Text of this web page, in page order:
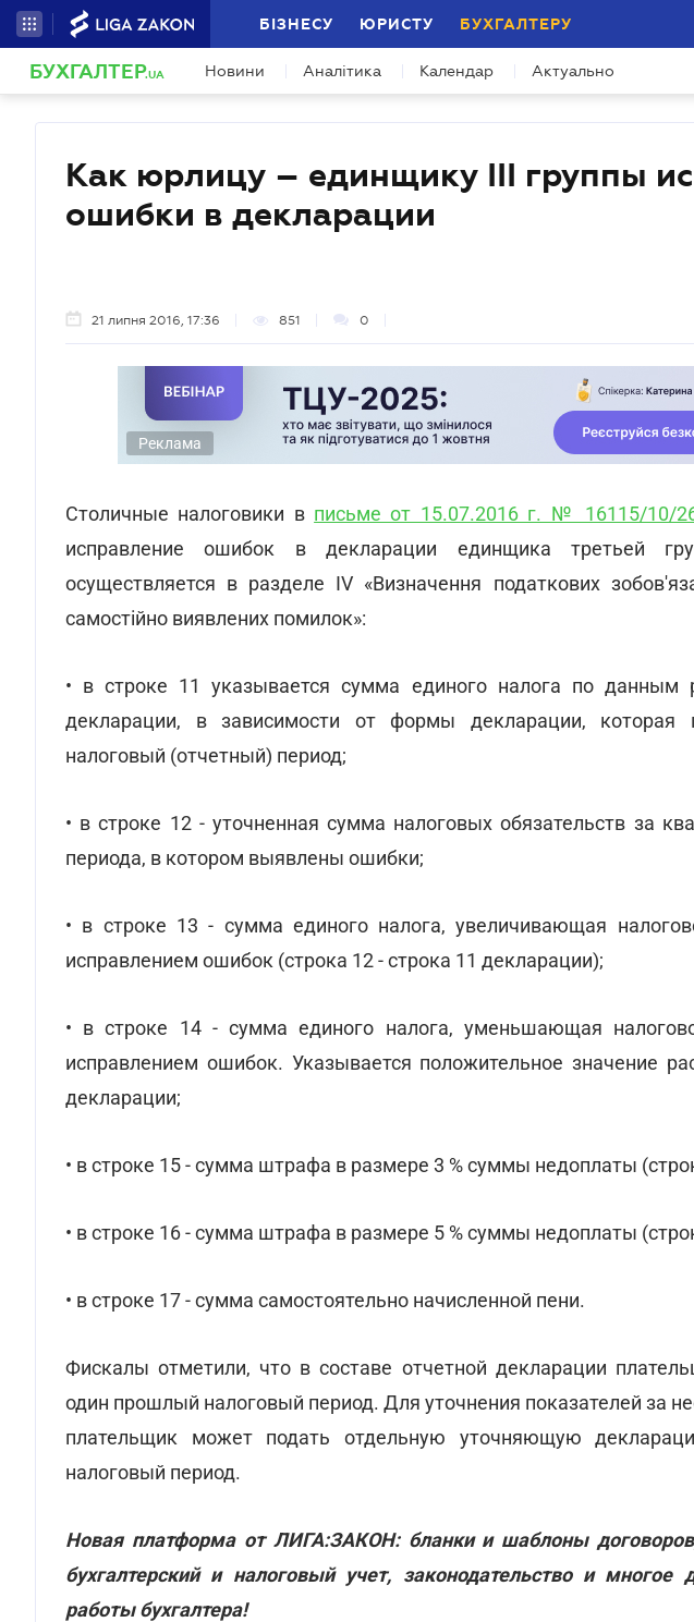
БІЗНЕСУ ЮРИСТУ БУХГАЛТЕРУ
БУХГАЛТЕР.UA Новини Аналітика Календар Актуально
Как юрлицу – единщику III группы
ошибки в декларации
21 липня 2016, 17:36 851 0
Реклама
Столичные налоговики в письме от 15.07.2016 г. № 16115/10/
исправление ошибок в декларации единщика третьей
осуществляется в разделе IV «Визначення податкових
самостійно виявлених помилок»:
• в строке 11 указывается сумма единого налога по данным
декларации, в зависимости от формы декларации, которая
налоговый (отчетный) период;
• в строке 12 - уточненная сумма налоговых обязательств за
периода, в котором выявлены ошибки;
• в строке 13 - сумма единого налога, увеличивающая
исправлением ошибок (строка 12 - строка 11 декларации);
• в строке 14 - сумма единого налога, уменьшающая
исправлением ошибок. Указывается положительное значение
декларации;
• в строке 15 - сумма штрафа в размере 3 % суммы недоплаты
• в строке 16 - сумма штрафа в размере 5 % суммы недоплаты
• в строке 17 - сумма самостоятельно начисленной пени.
Фискалы отметили, что в составе отчетной декларации
один прошлый налоговый период. Для уточнения показателей за
плательщик может подать отдельную уточняющую
налоговый период.
Новая платформа от ЛИГА:ЗАКОН: бланки и шаблоны
бухгалтерский и налоговый учет, законодательство и многое
работы бухгалтера!